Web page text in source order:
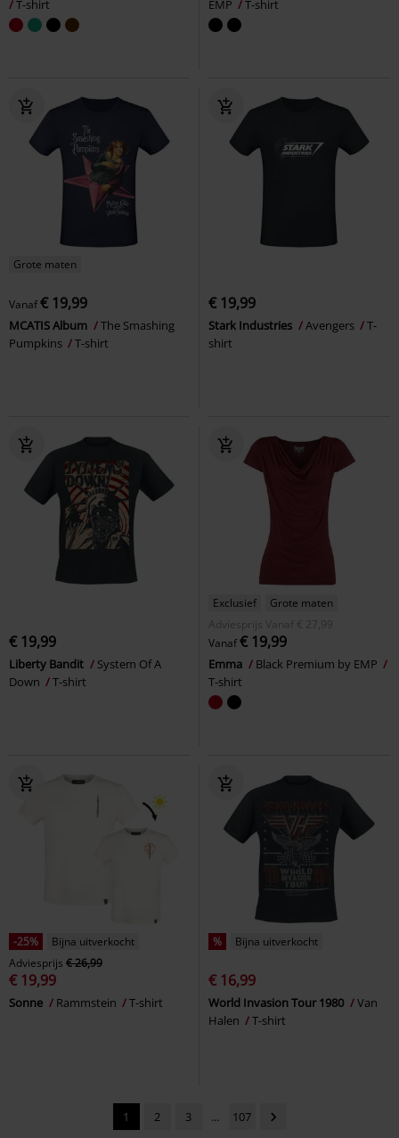
T-shirt EMP T-shirt
Grote maten
Vanaf€ 19,99
MCATIS Album
The Smashing
Pumpkins
T-shirt
€ 19,99
Stark Industries Avengers
T-
shirt
€ 19,99
Liberty Bandit
System Of A
Down
T-shirt
Exclusief
Grote maten
Adviesprijs
Vanaf € 27,99
Vanaf€ 19,99
Emma
Black Premium by EMP
T-shirt
-25%
Bijna uitverkocht
Adviesprijs € 26,99
€ 19,99
Sonne Rammstein T-shirt
% Bijna uitverkocht
€ 16,99
World Invasion Tour 1980
Van
Halen
T-shirt
1 2 3 ... 107